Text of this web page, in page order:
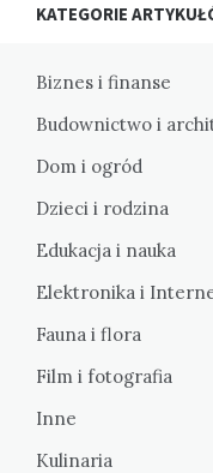
KATEGORIE
Biznes i finanse
Budownictwo i
Dom i ogród
Dzieci i rodzina
Edukacja i nauka
Elektronika i
Fauna i flora
Film i fotografia
Inne
Kulinaria